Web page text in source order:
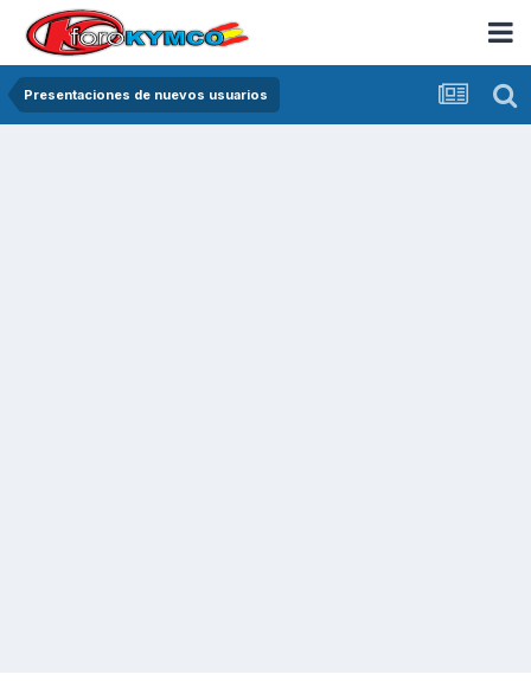
Presentaciones de nuevos usuarios